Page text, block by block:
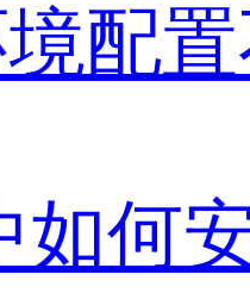
境配
如何